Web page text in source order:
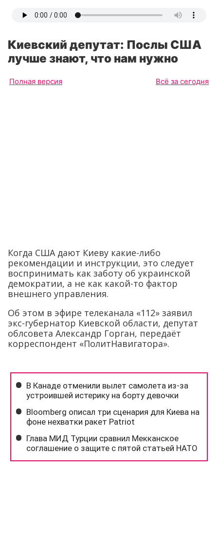
Киевский депутат: Послы США
лучше знают, что нам нужно
Полная версия Всё за сегодня
Когда США дают Киеву какие-либо
рекомендации и инструкции, это следует
воспринимать как заботу об украинской
демократии, а не как какой-то фактор
внешнего управления.
Об этом в эфире телеканала «112» заявил
экс-губернатор Киевской области, депутат
облсовета Александр Горган, передаёт
корреспондент «ПолитНавигатора».